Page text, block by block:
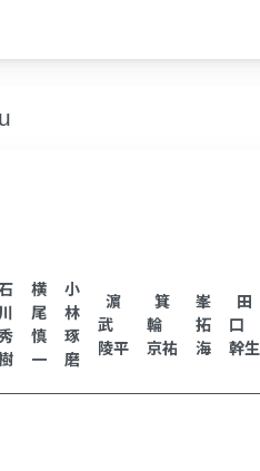
横
尾
慎
一
小
林
琢
磨
濵
武
陵平
箕
輪
京祐
峯
拓
海
田
口
幹生